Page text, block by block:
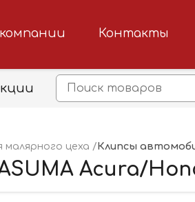
Контакты
цеха Клипсы
Acura/